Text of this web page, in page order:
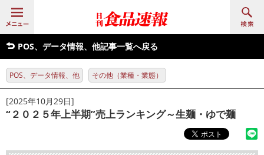
POS、データ情報、他記事一覧へ戻る
POS、データ情報、他 その他（業種・業態）
[2025年10月29日]
“２０２５年上半期”売上ランキング～生麺・ゆで麺